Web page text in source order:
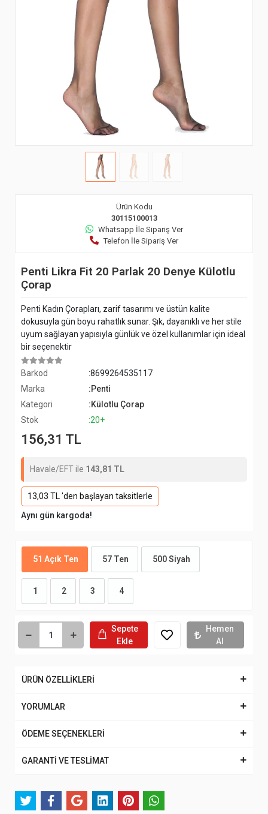
Ürün Kodu
30115100013
Whatsapp İle Sipariş Ver
Telefon İle Sipariş Ver
Penti Likra Fit 20 Parlak 20 Denye Külotlu
Çorap
Penti Kadın Çorapları, zarif tasarımı ve üstün kalite
dokusuyla gün boyu rahatlık sunar. Şık, dayanıklı ve her stile
uyum sağlayan yapısıyla günlük ve özel kullanımlar için ideal
bir seçenektir
Barkod
:8699264535117
Marka
:Penti
Kategori
:Külotlu Çorap
Stok
:20+
156,31 TL
Havale/EFT ile 143,81 TL
13,03 TL 'den başlayan taksitlerle
Aynı gün kargoda!
51 Açık Ten 57 Ten 500 Siyah
1 2 3 4
Sepete
Ekle
Hemen
Al
ÜRÜN ÖZELLİKLERİ
YORUMLAR
ÖDEME SEÇENEKLERİ
GARANTİ VE TESLİMAT